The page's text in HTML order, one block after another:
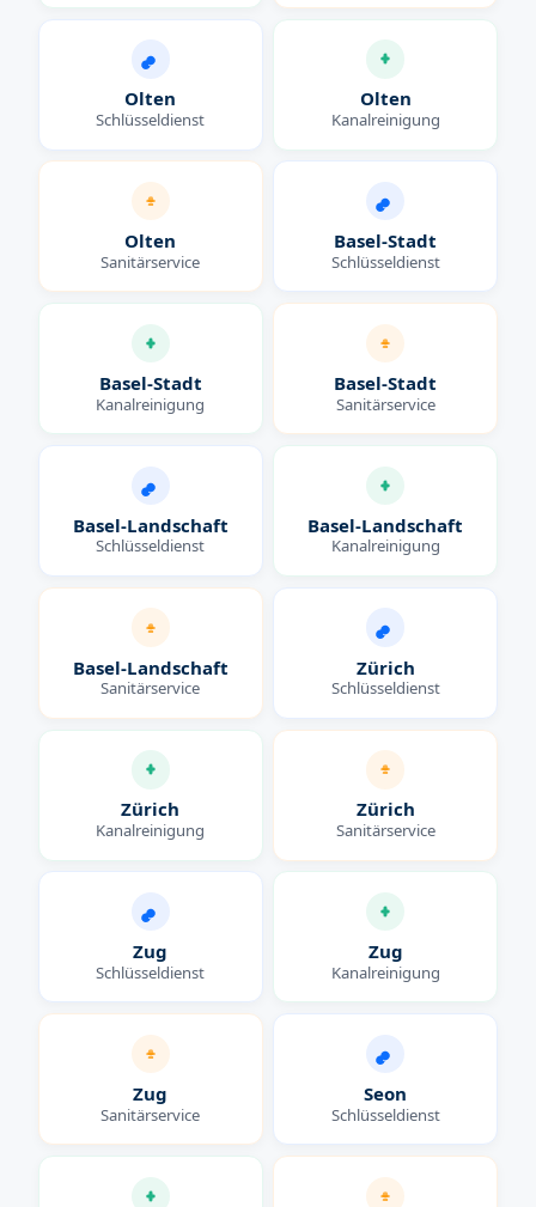
Olten
Schlüsseldienst
Olten
Kanalreinigung
Olten
Sanitärservice
Basel-Stadt
Schlüsseldienst
Basel-Stadt
Kanalreinigung
Basel-Stadt
Sanitärservice
Basel-Landschaft
Schlüsseldienst
Basel-Landschaft
Kanalreinigung
Basel-Landschaft
Sanitärservice
Zürich
Schlüsseldienst
Zürich
Kanalreinigung
Zürich
Sanitärservice
Zug
Schlüsseldienst
Zug
Kanalreinigung
Zug
Sanitärservice
Seon
Schlüsseldienst